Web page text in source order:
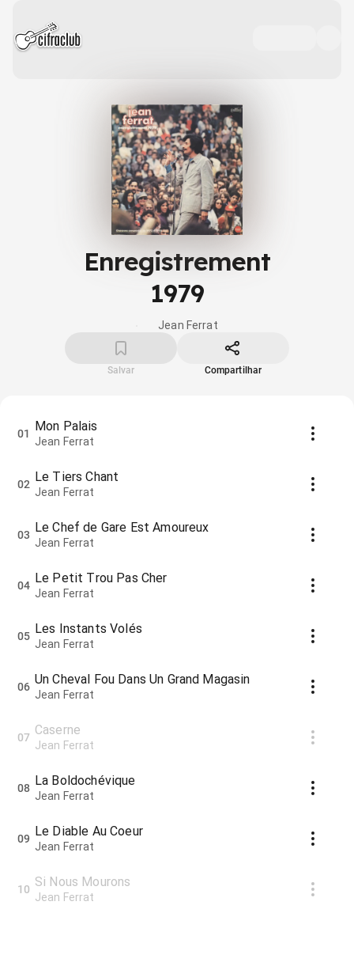
Enregistrement
1979
Jean Ferrat
Salvar Compartilhar
01 Mon Palais
Jean Ferrat
02 Le Tiers Chant
Jean Ferrat
03 Le Chef de Gare Est Amoureux
Jean Ferrat
04 Le Petit Trou Pas Cher
Jean Ferrat
05 Les Instants Volés
Jean Ferrat
06 Un Cheval Fou Dans Un Grand Magasin
Jean Ferrat
07 Caserne
Jean Ferrat
08 La Boldochévique
Jean Ferrat
09 Le Diable Au Coeur
Jean Ferrat
10 Si Nous Mourons
Jean Ferrat